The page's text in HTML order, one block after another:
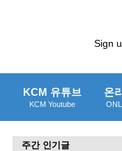
Sign
KCM 유튜브
KCM Youtube
온
주간 인기글